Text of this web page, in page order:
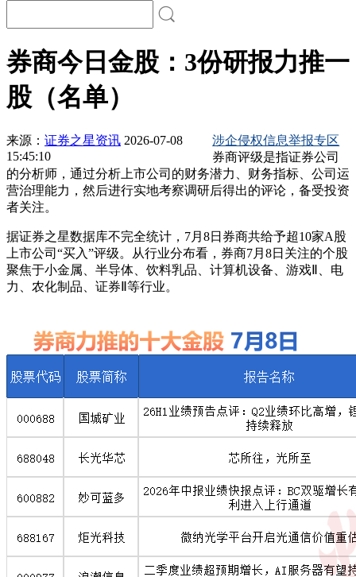
券商今日金股：3份研报力推一
股（名单）
来源： 证券之星资讯 2026-07-08
15:45:10
涉企侵权信息举报专区
券商评级是指证券公司
的分析师，通过分析上市公司的财务潜力、财务指标、公司运
营治理能力，然后进行实地考察调研后得出的评论，备受投资
者关注。
据证券之星数据库不完全统计，7月8日券商共给予超10家A股
上市公司“买入”评级。从行业分布看，券商7月8日关注的个股
聚焦于小金属、半导体、饮料乳品、计算机设备、游戏Ⅱ、电
力、农化制品、证券Ⅱ等行业。